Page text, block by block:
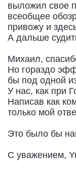
выложил свое
всеобщее
привожу и
А дальше
Михаил,
Но гораздо
бы под одной
У нас, как при
Написав как
только мой
Это было бы
С уважением,